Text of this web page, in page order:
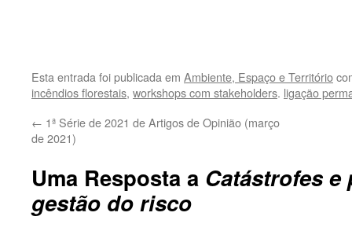
Esta entrada foi publicada em Ambiente, Espaço e Território
incêndios florestais, workshops com stakeholders. ligação
← 1ª Série de 2021 de Artigos de Opinião (março
de 2021)
Uma Resposta a Catástrofes e
gestão do risco